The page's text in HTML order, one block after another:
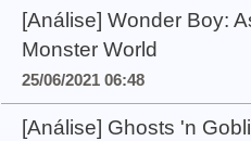
[Análise] Wonder Boy:
Monster World
25/06/2021 06:48
[Análise] Ghosts 'n